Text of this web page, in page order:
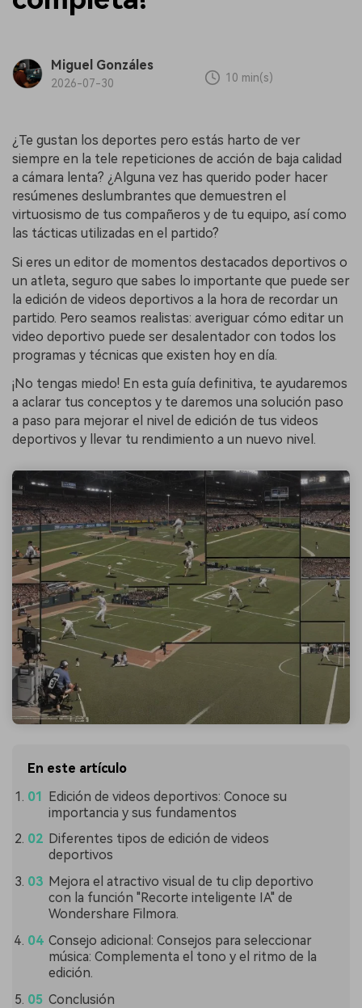
Miguel Gonzáles
2026-07-30 10 min(s)
¿Te gustan los deportes pero estás harto de ver
siempre en la tele repeticiones de acción de baja calidad
a cámara lenta? ¿Alguna vez has querido poder hacer
resúmenes deslumbrantes que demuestren el
virtuosismo de tus compañeros y de tu equipo, así como
las tácticas utilizadas en el partido?
Si eres un editor de momentos destacados deportivos o
un atleta, seguro que sabes lo importante que puede ser
la edición de videos deportivos a la hora de recordar un
partido. Pero seamos realistas: averiguar cómo editar un
video deportivo puede ser desalentador con todos los
programas y técnicas que existen hoy en día.
¡No tengas miedo! En esta guía definitiva, te ayudaremos
a aclarar tus conceptos y te daremos una solución paso
a paso para mejorar el nivel de edición de tus videos
deportivos y llevar tu rendimiento a un nuevo nivel.
En este artículo
Edición de videos deportivos: Conoce su
importancia y sus fundamentos
Diferentes tipos de edición de videos
deportivos
Mejora el atractivo visual de tu clip deportivo
con la función "Recorte inteligente IA" de
Wondershare Filmora.
Consejo adicional: Consejos para seleccionar
música: Complementa el tono y el ritmo de la
edición.
Conclusión